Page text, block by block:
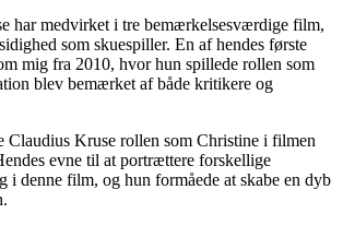
har medvirket i tre bemærkelsesværdige film,
som skuespiller. En af hendes første
mig fra 2010, hvor hun spillede rollen som
blev bemærket af både kritikere og
Claudius Kruse rollen som Christine i filmen
evne til at portrættere forskellige
i denne film, og hun formåede at skabe en dyb